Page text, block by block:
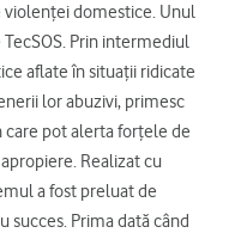
domestice. Unul
Prin intermediul
aflate în situații ridicate
lor abuzivi, primesc
care pot alerta forțele de
Realizat cu
a fost preluat de
succes. Prima dată când